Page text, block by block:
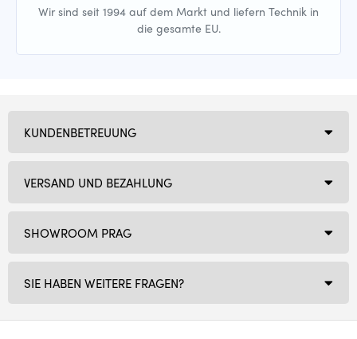
Wir sind seit 1994 auf dem Markt und liefern Technik in
die gesamte EU.
SHOWROOM PRAG
SIE HABEN WEITERE FRAGEN?
KUNDENBETREUUNG
VERSAND UND BEZAHLUNG